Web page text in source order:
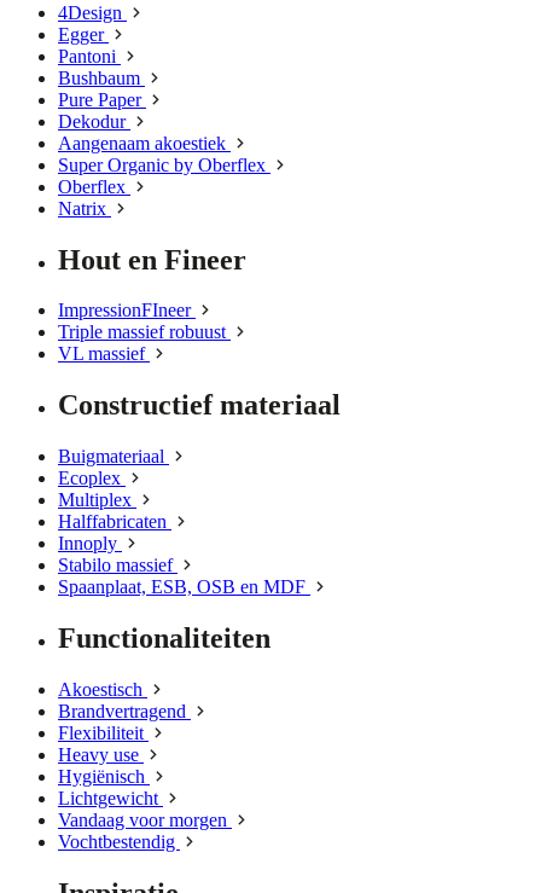
4Design
Egger
Pantoni
Bushbaum
Pure Paper
Dekodur
Aangenaam akoestiek
Super Organic by Oberflex
Oberflex
Natrix
Hout en Fineer
ImpressionFIneer
Triple massief robuust
VL massief
Constructief materiaal
Buigmateriaal
Ecoplex
Multiplex
Halffabricaten
Innoply
Stabilo massief
Spaanplaat, ESB, OSB en MDF
Functionaliteiten
Akoestisch
Brandvertragend
Flexibiliteit
Heavy use
Hygiënisch
Lichtgewicht
Vandaag voor morgen
Vochtbestendig